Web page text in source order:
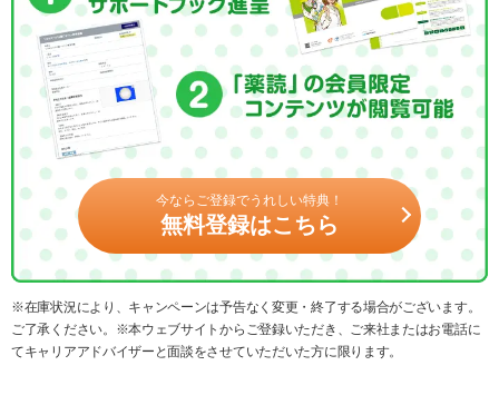
今ならご登録でうれしい特典！
無料登録はこちら
※在庫状況により、キャンペーンは予告なく変更・終了する場合がございます。
ご了承ください。※本ウェブサイトからご登録いただき、ご来社またはお電話に
てキャリアアドバイザーと面談をさせていただいた方に限ります。